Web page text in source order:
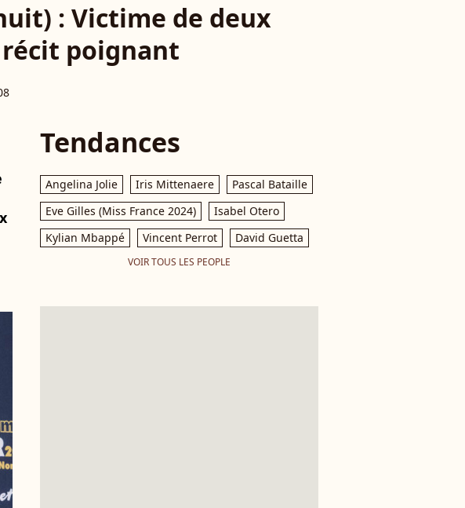
: Victime de deux
récit poignant
Tendances
Angelina Jolie Iris Mittenaere
Pascal Bataille
Eve Gilles (Miss France 2024)
Isabel Otero
Kylian Mbappé
Vincent Perrot David Guetta
VOIR TOUS LES PEOPLE